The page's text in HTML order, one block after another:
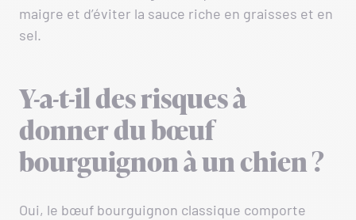
maigre et d’éviter la sauce riche en graisses et en
sel.
Y-a-t-il des risques à
donner du bœuf
bourguignon à un chien ?
Oui, le bœuf bourguignon classique comporte